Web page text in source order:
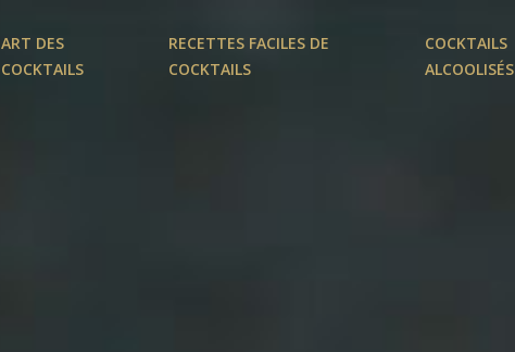
ART DES
COCKTAILS
RECETTES FACILES DE
COCKTAILS
COCKTAILS
ALCOOLISÉS